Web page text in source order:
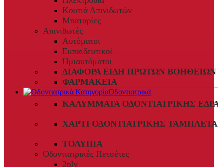
Κουτιά Απινιδωτών
Μπαταρίες
Απινιδωτές
Αυτόματοι
Εκπαιδευτικοί
Ημιαυτόματοι
ΔΙΆΦΟΡΑ ΕΊΔΗ ΠΡΏΤΩΝ ΒΟΗΘΕΙΏΝ
ΦΑΡΜΑΚΕΊΑ
Οδοντιατρικά
ΚΑΛΎΜΜΑΤΑ ΟΔΟΝΤΙΑΤΡΙΚΉΣ
ΧΑΡΤΊ ΟΔΟΝΤΙΑΤΡΙΚΉΣ
ΤΟΛΎΠΙΑ
Οδοντιατρικές Πετσέτες
2ply